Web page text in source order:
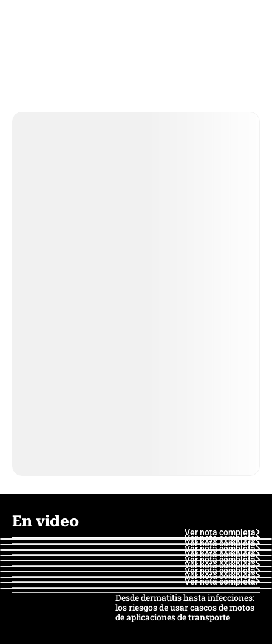
En video
Ver nota completa
Ver nota completa
Ver nota completa
Ver nota completa
Ver nota completa
Ver nota completa
Ver nota completa
Ver nota completa
Ver nota completa
Ver nota completa
Desde dermatitis hasta infecciones:
los riesgos de usar cascos de motos
de aplicaciones de transporte